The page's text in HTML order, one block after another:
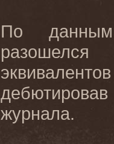
По данным
дебютировав
журнала.